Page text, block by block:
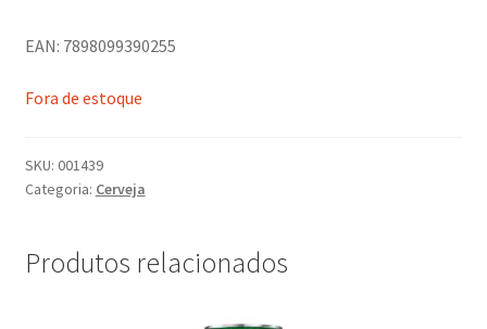
EAN: 7898099390255
Fora de estoque
SKU: 001439
Categoria: Cerveja
Produtos relacionados